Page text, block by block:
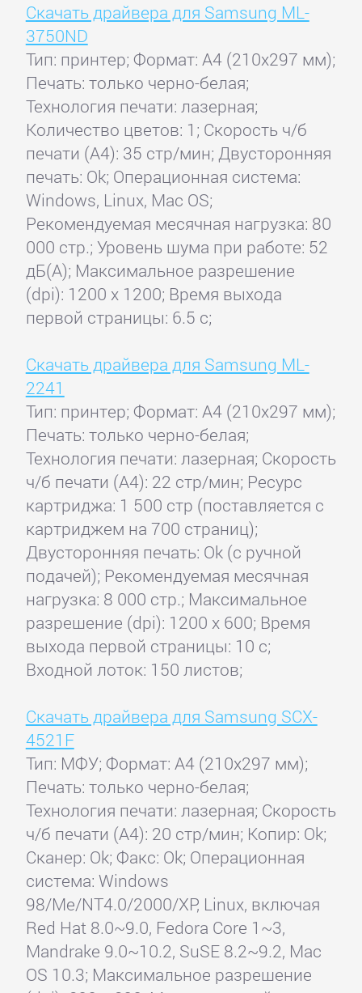
Скачать драйвера для Samsung ML-
3750ND
Тип: принтер; Формат: A4 (210x297 мм);
Печать: только черно-белая;
Технология печати: лазерная;
Количество цветов: 1; Скорость ч/б
печати (А4): 35 стр/мин; Двусторонняя
печать: Ok; Операционная система:
Windows, Linux, Mac OS;
Рекомендуемая месячная нагрузка: 80
000 стр.; Уровень шума при работе: 52
дБ(А); Максимальное разрешение
(dpi): 1200 x 1200; Время выхода
первой страницы: 6.5 с;
Скачать драйвера для Samsung ML-
2241
Тип: принтер; Формат: A4 (210x297 мм);
Печать: только черно-белая;
Технология печати: лазерная; Скорость
ч/б печати (А4): 22 стр/мин; Ресурс
картриджа: 1 500 стр (поставляется с
картриджем на 700 страниц);
Двусторонняя печать: Ok (с ручной
подачей); Рекомендуемая месячная
нагрузка: 8 000 стр.; Максимальное
разрешение (dpi): 1200 x 600; Время
выхода первой страницы: 10 с;
Входной лоток: 150 листов;
Скачать драйвера для Samsung SCX-
4521F
Тип: МФУ; Формат: A4 (210x297 мм);
Печать: только черно-белая;
Технология печати: лазерная; Скорость
ч/б печати (А4): 20 стр/мин; Копир: Ok;
Сканер: Ok; Факс: Ok; Операционная
система: Windows
98/Me/NT4.0/2000/XP, Linux, включая
Red Hat 8.0~9.0, Fedora Core 1~3,
Mandrake 9.0~10.2, SuSE 8.2~9.2, Mac
OS 10.3; Максимальное разрешение